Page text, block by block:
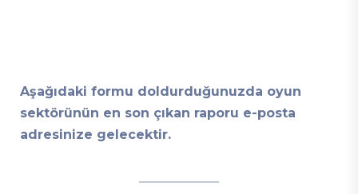
Aşağıdaki formu doldurduğunuzda oyun
sektörünün en son çıkan raporu e-posta
adresinize gelecektir.